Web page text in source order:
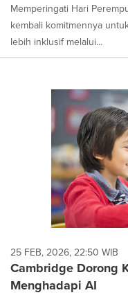
Memperingati Hari
kembali komitmennya
lebih inklusif melalui...
25 FEB, 2026, 22:50 WIB
Cambridge Dorong
Menghadapi AI